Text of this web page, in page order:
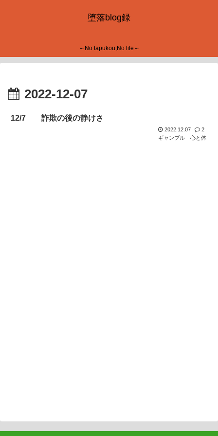
堕落blog録
～No tapukou,No life～
2022-12-07
12/7 詐欺の後の静けさ
2022.12.07
2
ギャンブル
心と体